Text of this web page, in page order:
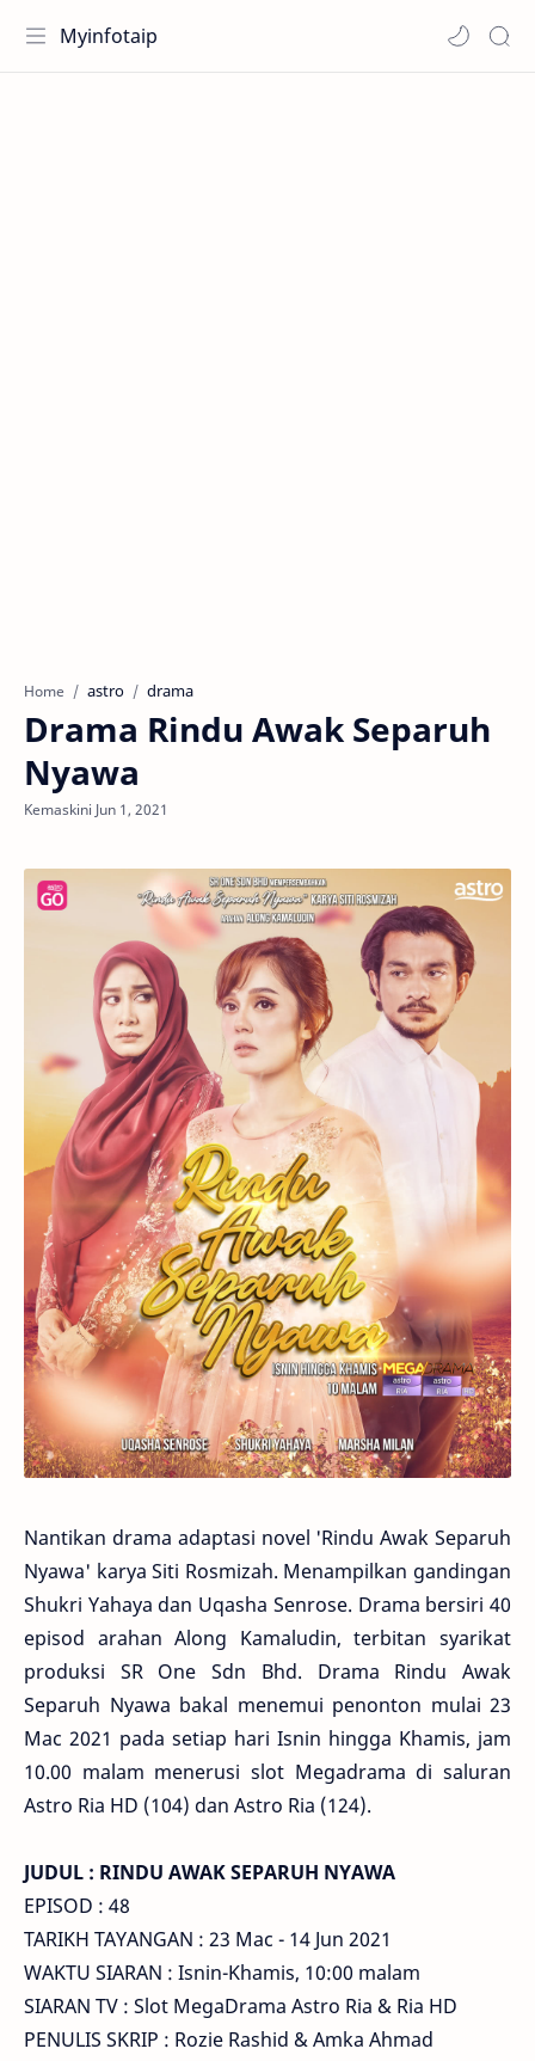
Myinfotaip
Home astro drama
Drama Rindu Awak Separuh
Nyawa
Nantikan drama adaptasi novel 'Rindu Awak Separuh
Nyawa' karya Siti Rosmizah. Menampilkan gandingan
Shukri Yahaya dan Uqasha Senrose. Drama bersiri 40
episod arahan Along Kamaludin, terbitan syarikat
produksi SR One Sdn Bhd. Drama Rindu Awak
Separuh Nyawa bakal menemui penonton mulai 23
Mac 2021 pada setiap hari Isnin hingga Khamis, jam
10.00 malam menerusi slot Megadrama di saluran
Astro Ria HD (104) dan Astro Ria (124).
JUDUL : RINDU AWAK SEPARUH NYAWA
EPISOD : 48
TARIKH TAYANGAN : 23 Mac - 14 Jun 2021
WAKTU SIARAN : Isnin-Khamis, 10:00 malam
SIARAN TV : Slot MegaDrama Astro Ria & Ria HD
PENULIS SKRIP : Rozie Rashid & Amka Ahmad